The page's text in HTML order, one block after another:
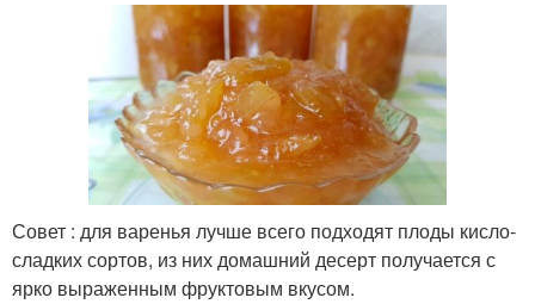
Совет : для варенья лучше всего подходят плоды кисло-
сладких сортов, из них домашний десерт получается с
ярко выраженным фруктовым вкусом.